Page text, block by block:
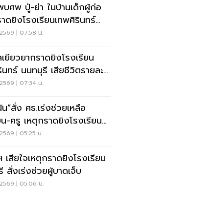
ศพ ปู่-ย่า ในบ้านเด็กผู้ก่อ
ดยิงโรงเรียนเทพศิรินทร์
| 07:58 น.
ยียวยากราดยิงโรงเรียน
ทร์ นนทบุรี เสียชีวิตรายละ 1
| 07:34 น.
”สั่ง ศธ.เร่งช่วยเหลือ
-ครู เหตุกราดยิงโรงเรียน
| 05:25 น.
เสียใจเหตุกราดยิงโรงเรียน
สั่งเร่งช่วยผู้บาดเจ็บ
| 05:06 น.